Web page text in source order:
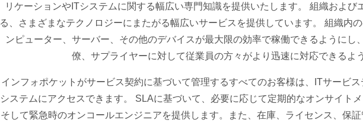
リケーションやITシステムに関する幅広い専門知識を提供いたします。 組織および
る、さまざまなテクノロジーにまたがる幅広いサービスを提供しています。 組織内
ンピューター、サーバー、その他のデバイスが最大限の効率で稼働できるようにし
僚、サプライヤーに対して従業員の方々がより迅速に対応できるよ
インフォポケットがサービス契約に基づいて管理するすべてのお客様は、ITサービ
システムにアクセスできます。 SLAに基づいて、必要に応じて定期的なオンサイト
そして緊急時のオンコールエンジニアを提供します。また、在庫、ライセンス、保